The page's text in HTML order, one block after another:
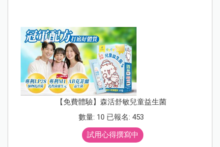
【免費體驗】森活舒敏兒童益生菌
數量: 10 已報名: 453
試用心得撰寫中